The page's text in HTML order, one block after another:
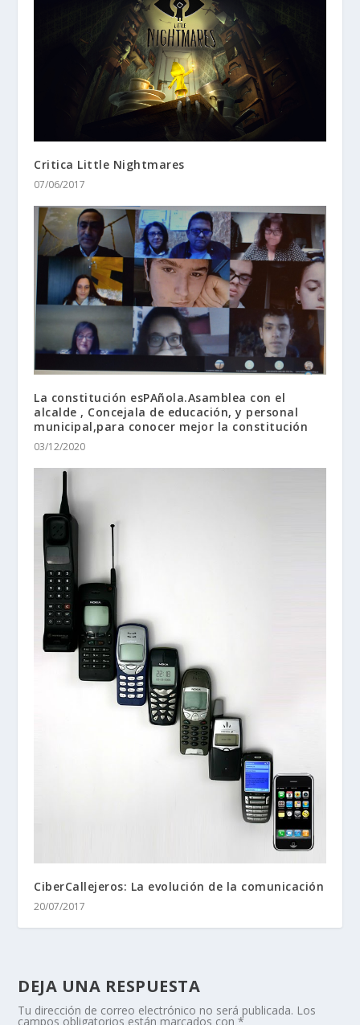
Critica Little Nightmares
07/06/2017
La constitución esPAñola.Asamblea con el
alcalde , Concejala de educación, y personal
municipal,para conocer mejor la constitución
03/12/2020
CiberCallejeros: La evolución de la comunicación
20/07/2017
DEJA UNA RESPUESTA
Tu dirección de correo electrónico no será publicada. Los
campos obligatorios están marcados con*